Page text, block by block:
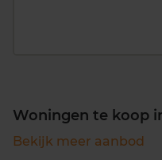
Woningen te koop
Bekijk meer aanbod